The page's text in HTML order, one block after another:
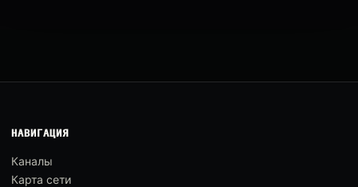
НАВИГАЦИЯ
Каналы
Карта сети